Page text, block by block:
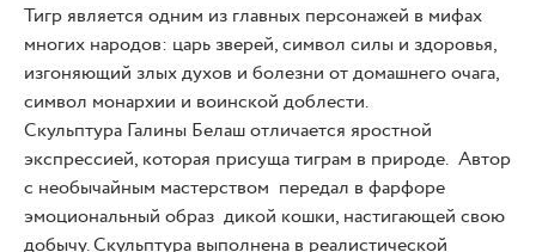
Тигр является одним из главных персонажей в мифах
многих народов: царь зверей, символ силы и здоровья,
изгоняющий злых духов и болезни от домашнего очага,
символ монархии и воинской доблести.
Скульптура Галины Белаш отличается яростной
экспрессией, которая присуща тиграм в природе. Автор
с необычайным мастерством передал в фарфоре
эмоциональный образ дикой кошки, настигающей свою
добычу. Скульптура выполнена в реалистической